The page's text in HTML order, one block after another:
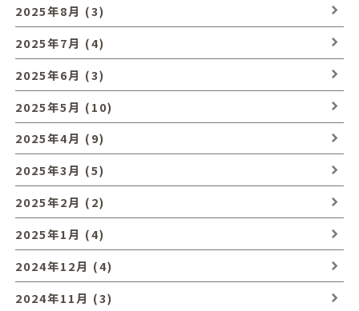
2025年8月 (3)
2025年7月 (4)
2025年6月 (3)
2025年5月 (10)
2025年4月 (9)
2025年3月 (5)
2025年2月 (2)
2025年1月 (4)
2024年12月 (4)
2024年11月 (3)